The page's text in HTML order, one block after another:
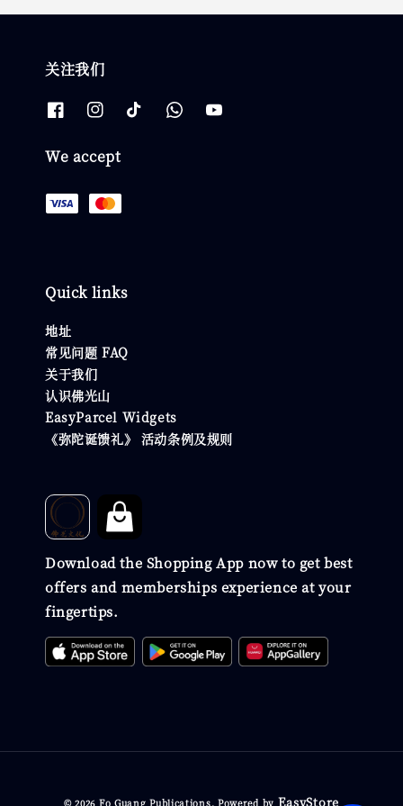
关注我们
We accept
Quick links
地址
常见问题 FAQ
关于我们
认识佛光山
EasyParcel Widgets
《弥陀诞馈礼》 活动条例及规则
Download the Shopping App now to get best
offers and memberships experience at your
fingertips.
© 2026 Fo Guang Publications. Powered by EasyStore